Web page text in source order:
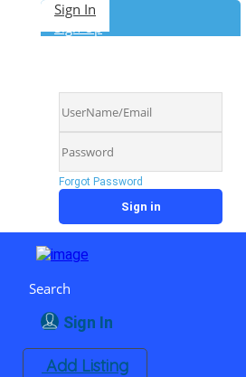
Search
Sign In
Sign Up
Forgot Password
Sign In
Add Listing